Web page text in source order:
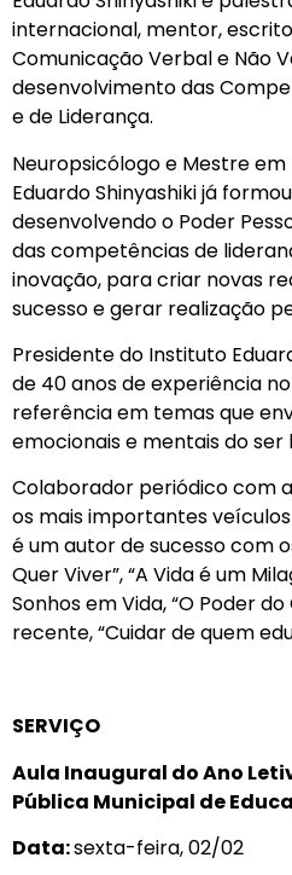
internacional, mentor,
Comunicação Verbal e Não
desenvolvimento das
e de Liderança.
Neuropsicólogo e Mestre em
Eduardo Shinyashiki já
desenvolvendo o Poder
das competências de
inovação, para criar novas
sucesso e gerar realização
Presidente do Instituto
de 40 anos de experiência
referência em temas que
emocionais e mentais do ser
Colaborador periódico com
os mais importantes
é um autor de sucesso com
Quer Viver”, “A Vida é um
Sonhos em Vida, “O Poder
recente, “Cuidar de quem
SERVIÇO
Aula Inaugural do Ano
Pública Municipal de
Data:sexta-feira, 02/02